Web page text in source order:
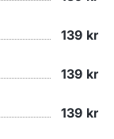
139 kr
139 kr
139 kr